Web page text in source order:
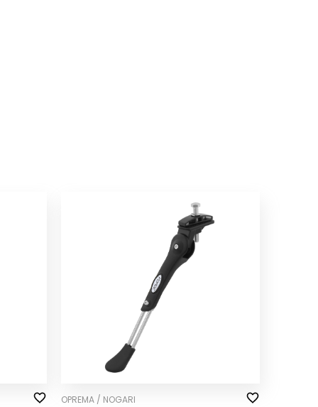
OPREMA / NOGARI